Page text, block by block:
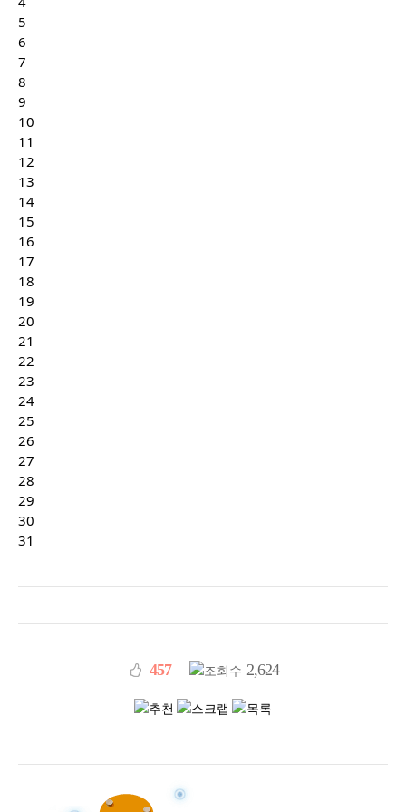
5
6
7
8
9
10
11
12
13
14
15
16
17
18
19
20
21
22
23
24
25
26
27
28
29
30
31
457 2,624